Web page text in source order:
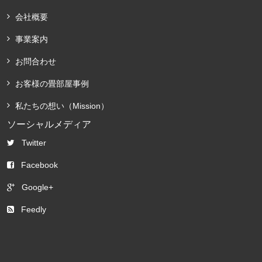
会社概要
事業案内
お問合わせ
お客様の畳部屋事例
私たちの想い（Mission）
ソーシャルメディア
Twitter
Facebook
Google+
Feedly